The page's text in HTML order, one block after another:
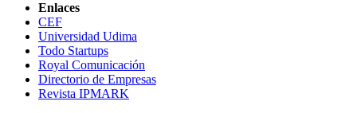
Enlaces
CEF
Universidad Udima
Todo Startups
Royal Comunicación
Directorio de Empresas
Revista IPMARK